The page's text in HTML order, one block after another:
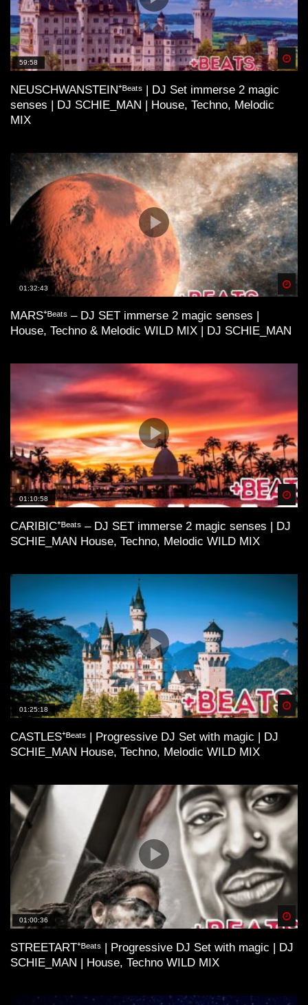
59:58
NEUSCHWANSTEIN⁺ᴮᵉᵃᵗˢ | DJ Set immerse 2 magic
senses | DJ SCHIE_MAN | House, Techno, Melodic
MIX
01:32:43
MARS⁺ᴮᵉᵃᵗˢ – DJ SET immerse 2 magic senses |
House, Techno & Melodic WILD MIX | DJ SCHIE_MAN
01:10:58
CARIBIC⁺ᴮᵉᵃᵗˢ – DJ SET immerse 2 magic senses | DJ
SCHIE_MAN House, Techno, Melodic WILD MIX
01:25:18
CASTLES⁺ᴮᵉᵃᵗˢ | Progressive DJ Set with magic | DJ
SCHIE_MAN House, Techno, Melodic WILD MIX
01:00:36
STREETART⁺ᴮᵉᵃᵗˢ | Progressive DJ Set with magic | DJ
SCHIE_MAN | House, Techno WILD MIX